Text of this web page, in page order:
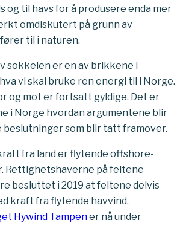
og til havs for å produsere enda mer
omdiskutert på grunn av
til i naturen.
sokkelen er en av brikkene i
vi skal bruke ren energi til i Norge.
og mot er fortsatt gyldige. Det er
i Norge hvordan argumentene blir
som blir tatt framover.
fra land er flytende offshore-
Rettighetshaverne på feltene
besluttet i 2019 at feltene delvis
kraft fra flytende havvind.
Hywind Tampener nå under